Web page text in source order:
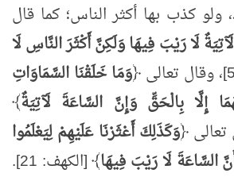
ولو كذب بها أكثر الناس؛ كما قال
لَا رَيْبَ فِيهَا وَلَكِنَّ أَكْثَرَ النَّاسِ لَا
وَمَا خَلَقْنَا السَّمَاوَاتِ
إِلَّا بِالْحَقِّ وَإِنَّ السَّاعَةَ لَآتِيَةٌ﴾
وَكَذَلِكَ أَعْثَرْنَا عَلَيْهِمْ لِيَعْلَمُوا
السَّاعَةَ لَا رَيْبَ فِيهَا
﴾ [الكهف: 21].